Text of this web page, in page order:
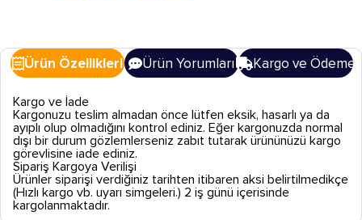
Ürün Özellikleri Ürün Yorumları Kargo ve Ödeme
Kargo ve İade
Kargonuzu teslim almadan önce lütfen eksik, hasarlı ya da
ayıplı olup olmadığını kontrol ediniz. Eğer kargonuzda normal
dışı bir durum gözlemlerseniz zabıt tutarak ürününüzü kargo
görevlisine iade ediniz.
Sipariş Kargoya Verilişi
Ürünler siparişi verdiğiniz tarihten itibaren aksi belirtilmedikçe
(Hızlı kargo vb. uyarı simgeleri.) 2 iş günü içerisinde
kargolanmaktadır.